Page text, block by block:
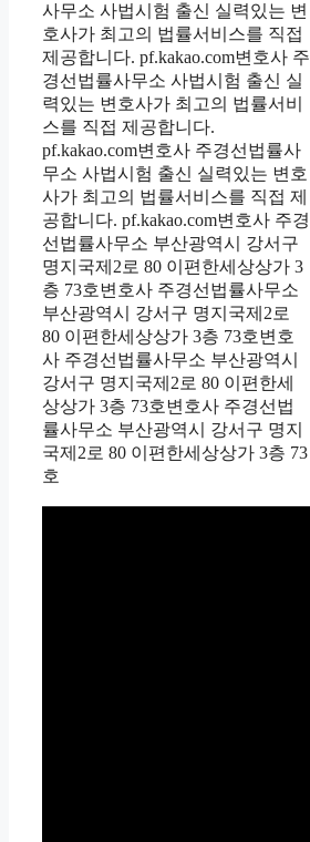
사무소 사법시험 출신 실력있는 변
호사가 최고의 법률서비스를 직접
제공합니다. pf.kakao.com변호사 주
경선법률사무소 사법시험 출신 실
력있는 변호사가 최고의 법률서비
스를 직접 제공합니다.
pf.kakao.com변호사 주경선법률사
무소 사법시험 출신 실력있는 변호
사가 최고의 법률서비스를 직접 제
공합니다. pf.kakao.com변호사 주경
선법률사무소 부산광역시 강서구
명지국제2로 80 이편한세상상가 3
층 73호변호사 주경선법률사무소
부산광역시 강서구 명지국제2로
80 이편한세상상가 3층 73호변호
사 주경선법률사무소 부산광역시
강서구 명지국제2로 80 이편한세
상상가 3층 73호변호사 주경선법
률사무소 부산광역시 강서구 명지
국제2로 80 이편한세상상가 3층 73
호